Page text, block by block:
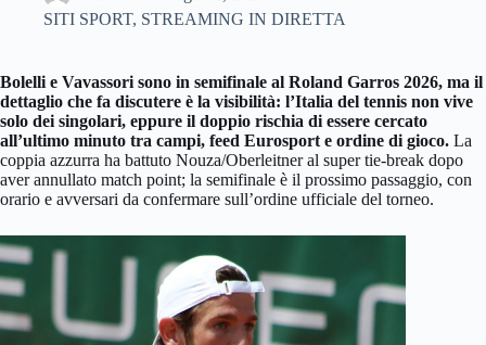
SITI SPORT, STREAMING IN DIRETTA
Bolelli e Vavassori sono in semifinale al Roland Garros 2026, ma il
dettaglio che fa discutere è la visibilità: l’Italia del tennis non vive
solo dei singolari, eppure il doppio rischia di essere cercato
all’ultimo minuto tra campi, feed Eurosport e ordine di gioco. La
coppia azzurra ha battuto Nouza/Oberleitner al super tie-break dopo
aver annullato match point; la semifinale è il prossimo passaggio, con
orario e avversari da confermare sull’ordine ufficiale del torneo.